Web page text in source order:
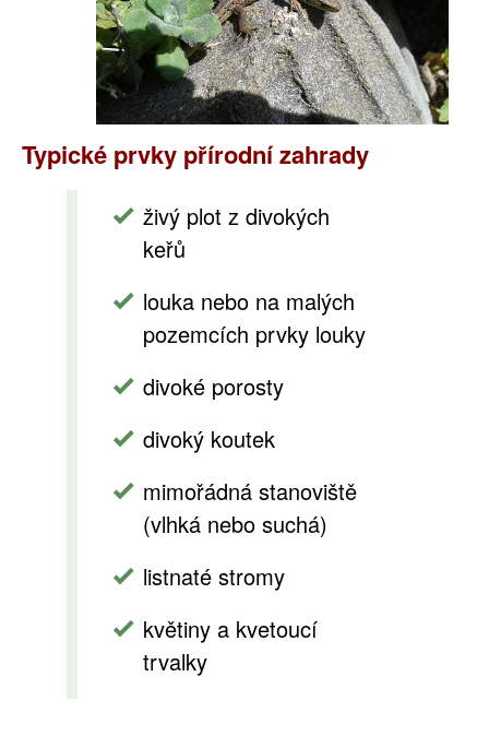
Typické prvky přírodní zahrady
živý plot z divokých
keřů
louka nebo na malých
pozemcích prvky louky
divoké porosty
divoký koutek
mimořádná stanoviště
(vlhká nebo suchá)
listnaté stromy
květiny a kvetoucí
trvalky